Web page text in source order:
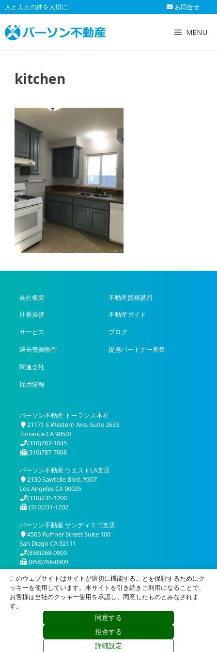
コ
ン
テ
ン
人と人との絆を大切に お問合せ
MENU
kitchen
会社概要
社長挨拶
サービス
過去売買物件
関連会社
採用情報
不動産資格講習
不動産ガイド
ブログ
提携パートナー募集
パーソン不動産 トーランス本社
21171 S Western Ave. Suite 2633
Torrance CA 90501
(310)787-1045
(310)787-7668
パーソン不動産 ウエストLA支店
2130 Sawtelle Blvd. #307
Los Angeles CA 90025
(310)231-1200
(310)231-1202
パーソン不動産 サンディエゴ支店
4565 Ruffner Street Suite 100
San Diego CA 92111
(858)268-0900
(858)268-0909
© 2026 Person Realty, Inc. All Rights Reserved.
このウェブサイトはサイトが適切に機能することを保証するためにク
ッキーを使用しています。本サイトを引き続きご利用になることで、
お客様は当社のクッキー使用を承認し、同意したものとみなされま
す。
同意する
拒否する
詳細設定